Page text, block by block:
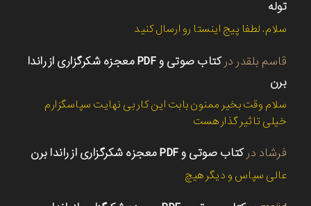
توله
سلام. لطفا پیج اینستا رو ارسال کنید
قاسم بلقدر در
کتاب صوتی و PDF معجزه شکرگزاری از راندا
برن
سلام وقت بخیر ممنون بابت این کار بی نهایت سپاسگزارم
خیلی تاثیر گذار هست
فرشاد درکتاب صوتی و PDF معجزه شکرگزاری از راندا برن
عالی سپاس و دیگر هیچ